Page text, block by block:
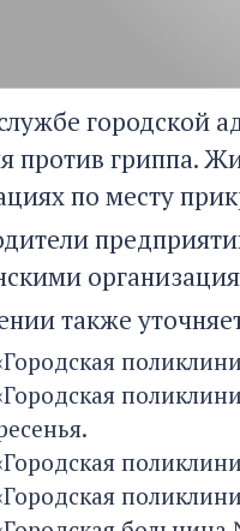
городской
против гриппа.
по месту
также